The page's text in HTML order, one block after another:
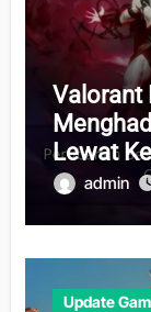
Valorant
Lewat
admin
Update